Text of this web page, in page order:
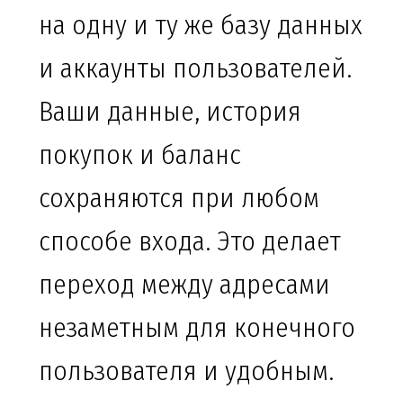
на одну и ту же базу данных
и аккаунты пользователей.
Ваши данные, история
покупок и баланс
сохраняются при любом
способе входа. Это делает
переход между адресами
незаметным для конечного
пользователя и удобным.